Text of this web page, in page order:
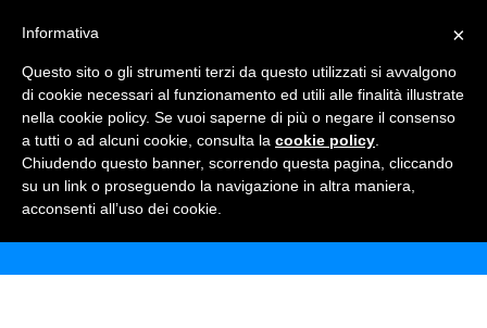
SINALCO COLA ZERO
Home Shop Bibite
×
Informativa
Questo sito o gli strumenti terzi da questo utilizzati si avvalgono
di cookie necessari al funzionamento ed utili alle finalità illustrate
nella cookie policy. Se vuoi saperne di più o negare il consenso
a tutti o ad alcuni cookie, consulta la cookie policy
Chiudendo questo banner, scorrendo questa pagina, cliccando
su un link o proseguendo la navigazione in altra maniera,
acconsenti all’uso dei cookie.